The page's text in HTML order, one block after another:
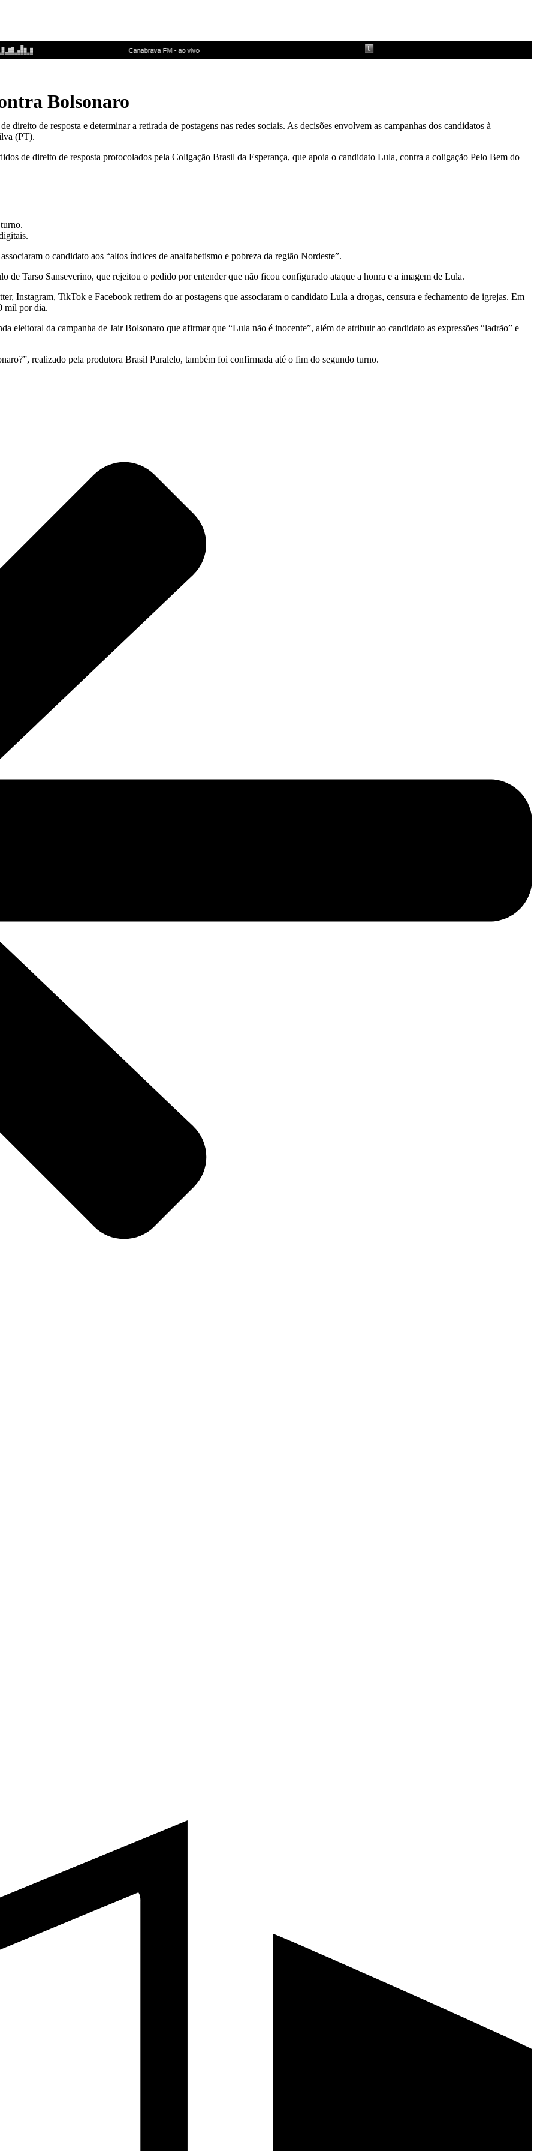
Bolsonaro
de resposta e determinar a retirada de postagens nas redes sociais. As decisões envolvem as campanhas dos candidatos à
(PT).
de direito de resposta protocolados pela Coligação Brasil da Esperança, que apoia o candidato Lula, contra a coligação Pelo Bem do
o candidato aos “altos índices de analfabetismo e pobreza da região Nordeste”.
de Tarso Sanseverino, que rejeitou o pedido por entender que não ficou configurado ataque a honra e a imagem de Lula.
Instagram, TikTok e Facebook retirem do ar postagens que associaram o candidato Lula a drogas, censura e fechamento de igrejas. Em
mil por dia.
eleitoral da campanha de Jair Bolsonaro que afirmar que “Lula não é inocente”, além de atribuir ao candidato as expressões “ladrão” e
realizado pela produtora Brasil Paralelo, também foi confirmada até o fim do segundo turno.